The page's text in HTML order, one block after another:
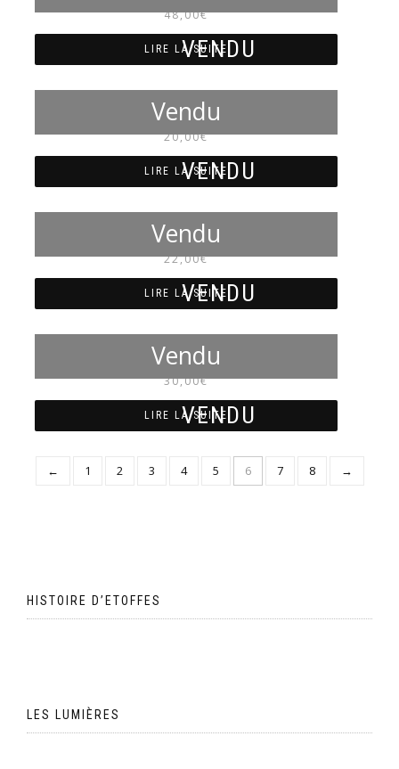
48,00€
LIRE LA SUITE
NM7081
20,00€
LIRE LA SUITE
NM7078
22,00€
LIRE LA SUITE
NM4063
30,00€
LIRE LA SUITE
← 1 2 3 4 5 6 7 8 →
HISTOIRE D’ETOFFES
LES LUMIÈRES